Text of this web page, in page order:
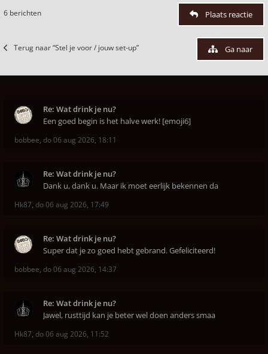
6 berichten Plaats reactie
Terug naar “Stel je voor / jouw set-up” Ga naar
Re: Wat drink je nu?
Een goed begin is het halve werk! [emoji6]
bobbee, do 06 aug 2026, 18:11
Re: Wat drink je nu?
Dank u, dank u. Maar ik moet eerlijk bekennen da
Hk87, do 06 aug 2026, 17:49
Re: Wat drink je nu?
Super dat je zo goed hebt gebrand. Gefeliciteerd!
bobbee, do 06 aug 2026, 14:37
Re: Wat drink je nu?
Jawel, rusttijd kan je beter wel doen anders smaa
Hk87, do 06 aug 2026, 11:52